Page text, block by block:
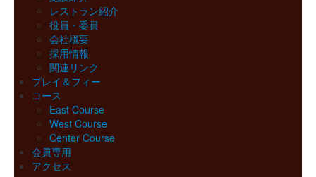
レストラン紹介
役員・委員
会社概要
採用情報
関連リンク
プレイ＆フィー
コース
East Course
West Course
Center Course
会員専用
アクセス